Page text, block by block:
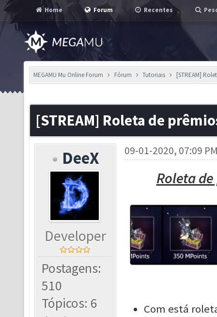
Home Forum Recentes
MEGAMU Mu Online Forum Fórum Tutoriais [STREAM]
[STREAM] Roleta de
DeeX
Developer
Postagens:
510
Tópicos: 6
09-01-2020, 07:09
Roleta
Com está